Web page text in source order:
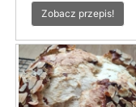
Zobacz przepis!